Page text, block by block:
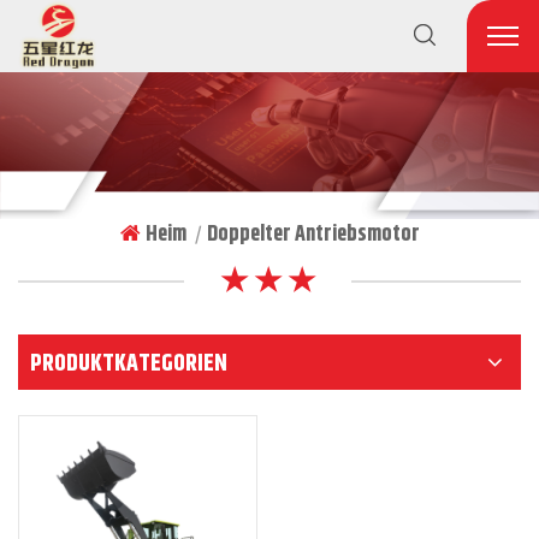
Heim | Doppelter Antriebsmotor
★ ★ ★
PRODUKTKATEGORIEN